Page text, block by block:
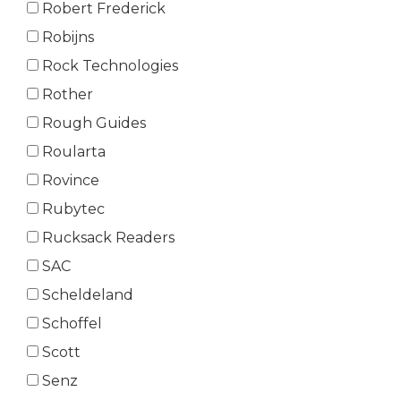
Robert Frederick
Robijns
Rock Technologies
Rother
Rough Guides
Roularta
Rovince
Rubytec
Rucksack Readers
SAC
Scheldeland
Schoffel
Scott
Senz